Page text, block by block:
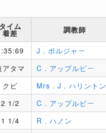
タイム
着差 調教師
J．ボルジャー
アタマ C．アップルビー
クビ Mrs．J．ハリントン
2 1/2 C．アップルビー
1 1/4 R．ハノン